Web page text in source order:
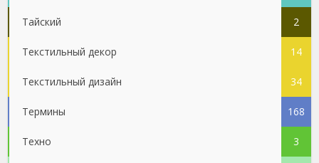
Тайский 2
Текстильный декор 14
Текстильный дизайн 34
Термины 168
Техно 3